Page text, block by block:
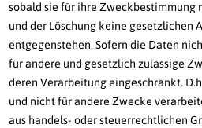
sobald sie für ihre Zweckbestimmung
und der Löschung keine gesetzlichen
entgegenstehen. Sofern die Daten
für andere und gesetzlich zulässige
deren Verarbeitung eingeschränkt.
und nicht für andere Zwecke
aus handels- oder steuerrechtlichen